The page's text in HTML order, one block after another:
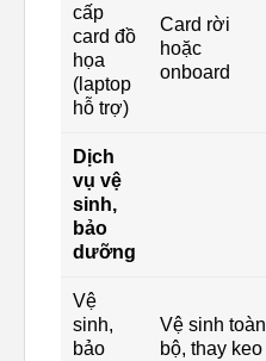
cấp
card đồ
họa
(laptop
hỗ trợ)
Card rời
hoặc
onboard
Dịch
vụ vệ
sinh,
bảo
dưỡng
Vệ
sinh,
bảo
Vệ sinh toàn
bộ, thay keo